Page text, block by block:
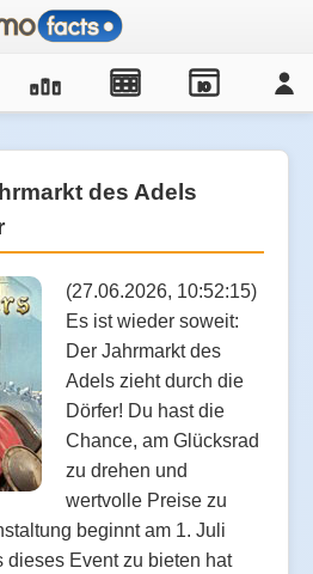
IO
des Adels
(27.06.2026, 10:52:15)
Es ist wieder soweit:
Der Jahrmarkt des
Adels zieht durch die
Dörfer! Du hast die
Chance, am Glücksrad
zu drehen und
wertvolle Preise zu
beginnt am 1. Juli
dieses Event zu bieten hat